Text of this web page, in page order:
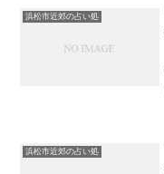
浜松市近郊の占い処
浜松市近郊の占い処